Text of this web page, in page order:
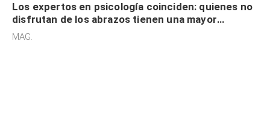
Los expertos en psicología coinciden: quienes no
disfrutan de los abrazos tienen una mayor
sensibilidad a los estímulos físicos y no es por
MAG.